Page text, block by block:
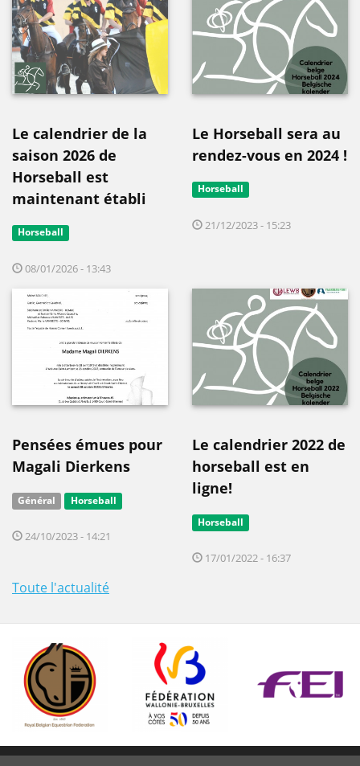
Le calendrier de la
saison 2026 de
Horseball est
maintenant établi
Horseball
08/01/2026 - 13:43
Le Horseball sera au
rendez-vous en 2024 !
Horseball
21/12/2023 - 15:23
Pensées émues pour
Magali Dierkens
Général Horseball
24/10/2023 - 14:21
Le calendrier 2022 de
horseball est en
ligne!
Horseball
17/01/2022 - 16:37
Toute l'actualité